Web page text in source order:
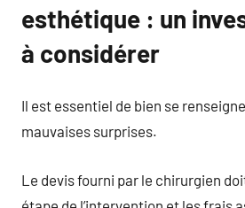
esthétique : un
à considérer
Il est essentiel de bien se
mauvaises surprises.
Le devis fourni par le chirurgien